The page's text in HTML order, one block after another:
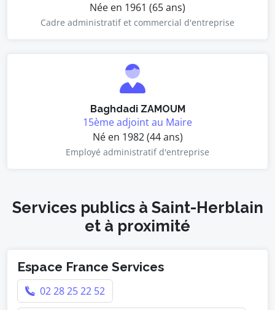
Née en 1961 (65 ans)
Cadre administratif et commercial d'entreprise
Baghdadi ZAMOUM
15ème adjoint au Maire
Né en 1982 (44 ans)
Employé administratif d'entreprise
Services publics à Saint-Herblain
et à proximité
Espace France Services
02 28 25 22 52